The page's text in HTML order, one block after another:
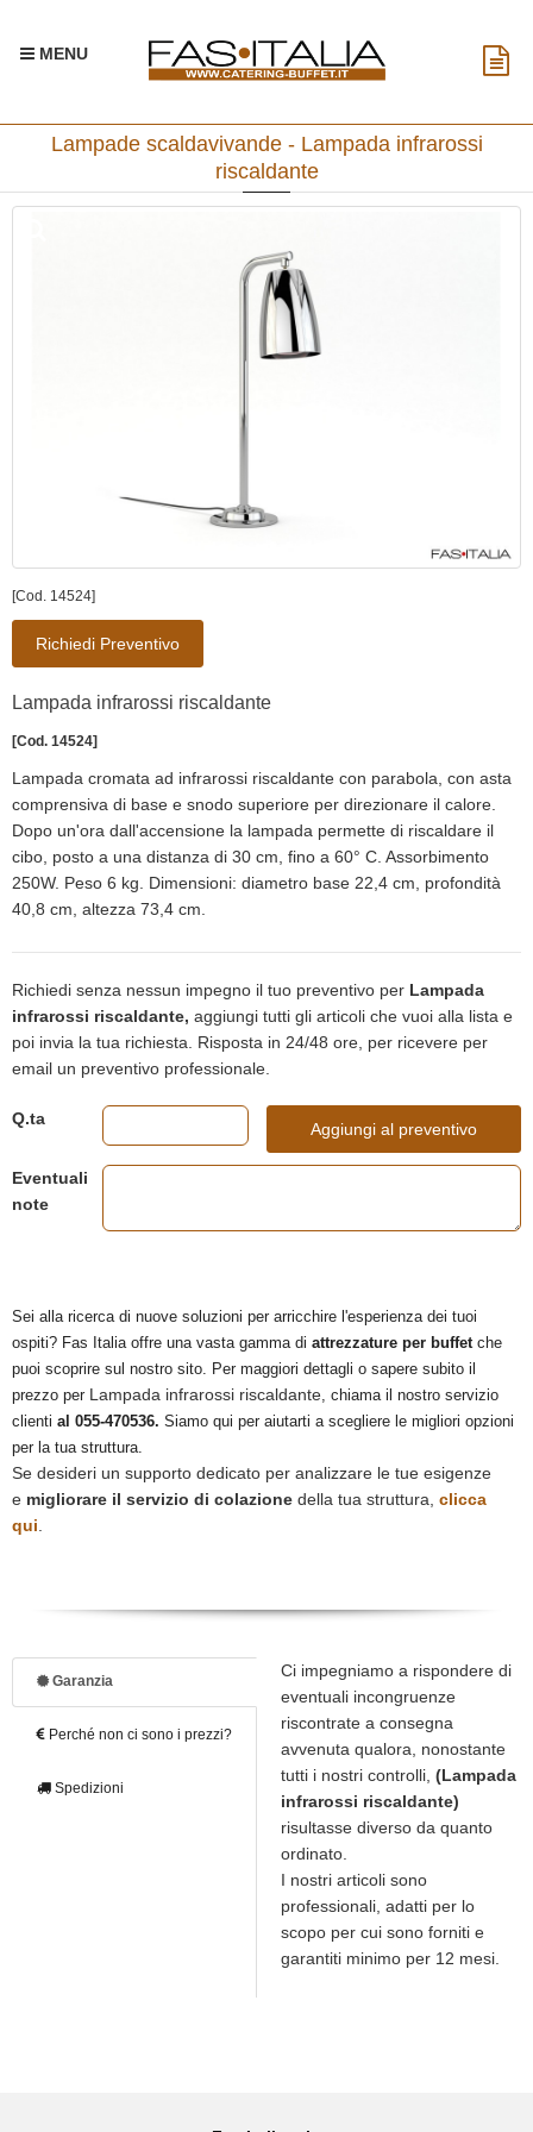
MENU
Lampade scaldavivande - Lampada infrarossi
riscaldante
[Cod. 14524]
Richiedi Preventivo
Lampada infrarossi riscaldante
[Cod. 14524]
Lampada cromata ad infrarossi riscaldante con parabola, con asta
comprensiva di base e snodo superiore per direzionare il calore.
Dopo un'ora dall'accensione la lampada permette di riscaldare il
cibo, posto a una distanza di 30 cm, fino a 60° C. Assorbimento
250W. Peso 6 kg. Dimensioni: diametro base 22,4 cm, profondità
40,8 cm, altezza 73,4 cm.
Richiedi senza nessun impegno il tuo preventivo per Lampada
infrarossi riscaldante, aggiungi tutti gli articoli che vuoi alla lista e
poi invia la tua richiesta. Risposta in 24/48 ore, per ricevere per
email un preventivo professionale.
Q.ta
Aggiungi al preventivo
Eventuali
note
Sei alla ricerca di nuove soluzioni per arricchire l'esperienza dei tuoi
ospiti? Fas Italia offre una vasta gamma di attrezzature per buffetche
puoi scoprire sul nostro sito. Per maggiori dettagli o sapere subito il
prezzo per Lampada infrarossi riscaldante, chiama il nostro servizio
clienti al 055-470536. Siamo qui per aiutarti a scegliere le migliori opzioni
per la tua struttura.
Se desideri un supporto dedicato per analizzare le tue esigenze
e migliorare il servizio di colazione della tua struttura, clicca
qui.
Garanzia
Perché non ci sono i prezzi?
Spedizioni
Ci impegniamo a rispondere di
eventuali incongruenze
riscontrate a consegna
avvenuta qualora, nonostante
tutti i nostri controlli, (Lampada
infrarossi riscaldante)
risultasse diverso da quanto
ordinato.
I nostri articoli sono
professionali, adatti per lo
scopo per cui sono forniti e
garantiti minimo per 12 mesi.